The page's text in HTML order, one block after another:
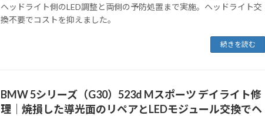
ヘッドライト側のLED調整と両側の予防処置まで実施。ヘッドライト交
換不要でコストを抑えました。
続きを読む
BMW 5シリーズ（G30）523d Mスポーツ デイライト修
理｜焼損した導光面のリペアとLEDモジュール交換でヘ